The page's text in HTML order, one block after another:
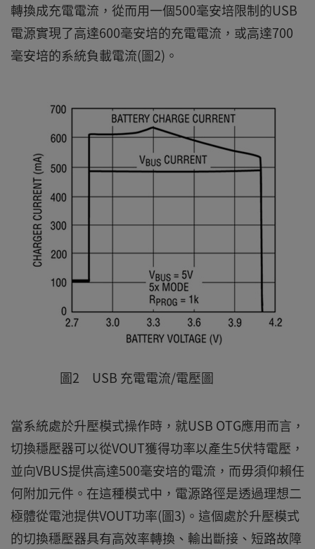
轉換成充電電流，從而用一個500毫安培限制的USB
電源實現了高達600毫安培的充電電流，或高達700
毫安培的系統負載電流(圖2)。
圖2 USB 充電電流/電壓圖
當系統處於升壓模式操作時，就USB OTG應用而言，
切換穩壓器可以從VOUT獲得功率以產生5伏特電壓，
並向VBUS提供高達500毫安培的電流，而毋須仰賴任
何附加元件。在這種模式中，電源路徑是透過理想二
極體從電池提供VOUT功率(圖3)。這個處於升壓模式
的切換穩壓器具有高效率轉換、輸出斷接、短路故障